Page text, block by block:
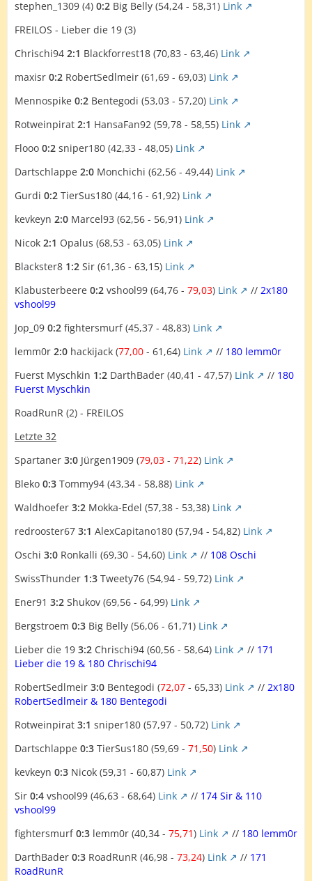
stephen_1309 (4) 0:2 Big Belly (54,24 - 58,31) Link
FREILOS - Lieber die 19 (3)
Chrischi94 2:1 Blackforrest18 (70,83 - 63,46) Link
maxisr 0:2 RobertSedlmeir (61,69 - 69,03) Link
Mennospike 0:2 Bentegodi (53,03 - 57,20) Link
Rotweinpirat 2:1 HansaFan92 (59,78 - 58,55) Link
Flooo 0:2 sniper180 (42,33 - 48,05) Link
Dartschlappe 2:0 Monchichi (62,56 - 49,44) Link
Gurdi 0:2 TierSus180 (44,16 - 61,92) Link
kevkeyn 2:0 Marcel93 (62,56 - 56,91) Link
Nicok 2:1 Opalus (68,53 - 63,05) Link
Blackster8 1:2 Sir (61,36 - 63,15) Link
Klabusterbeere 0:2 vshool99 (64,76 - 79,03) Link // 2x180
vshool99
Jop_09 0:2 fightersmurf (45,37 - 48,83) Link
lemm0r 2:0 hackijack (77,00 - 61,64) Link // 180 lemm0r
Fuerst Myschkin 1:2 DarthBader (40,41 - 47,57) Link // 180
Fuerst Myschkin
RoadRunR (2) - FREILOS
Letzte 32
Spartaner 3:0 Jürgen1909 (79,03 - 71,22) Link
Bleko 0:3 Tommy94 (43,34 - 58,88) Link
Waldhoefer 3:2 Mokka-Edel (57,38 - 53,38) Link
redrooster67 3:1 AlexCapitano180 (57,94 - 54,82) Link
Oschi 3:0 Ronkalli (69,30 - 54,60) Link // 108 Oschi
SwissThunder 1:3 Tweety76 (54,94 - 59,72) Link
Ener91 3:2 Shukov (69,56 - 64,99) Link
Bergstroem 0:3 Big Belly (56,06 - 61,71) Link
Lieber die 19 3:2 Chrischi94 (60,56 - 58,64) Link // 171
Lieber die 19 & 180 Chrischi94
RobertSedlmeir 3:0 Bentegodi (72,07 - 65,33) Link // 2x180
RobertSedlmeir & 180 Bentegodi
Rotweinpirat 3:1 sniper180 (57,97 - 50,72) Link
Dartschlappe 0:3 TierSus180 (59,69 - 71,50) Link
kevkeyn 0:3 Nicok (59,31 - 60,87) Link
Sir 0:4 vshool99 (46,63 - 68,64) Link // 174 Sir & 110
vshool99
fightersmurf0:3 lemm0r (40,34 - 75,71) Link // 180 lemm0r
DarthBader 0:3 RoadRunR (46,98 - 73,24) Link // 171
RoadRunR